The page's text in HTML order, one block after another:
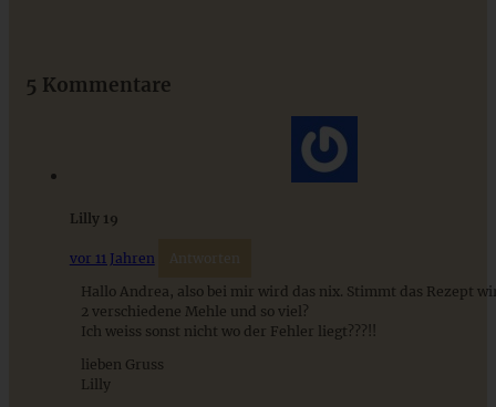
5 Kommentare
Lilly 19
vor 11 Jahren Antworten
Hallo Andrea, also bei mir wird das nix. Stimmt das Rezept
2 verschiedene Mehle und so viel?
Ich weiss sonst nicht wo der Fehler liegt???!!
lieben Gruss
Lilly